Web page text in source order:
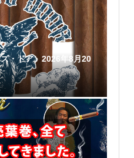
・ドア）2026年8月20